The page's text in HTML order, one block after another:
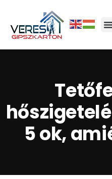
5 ok,